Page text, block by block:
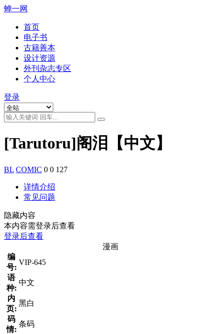
蝉一网
首页
电子书
古籍善本
设计资源
外刊杂志专区
个人中心
登录
[Tarutoru]阁泪【中文】
BL COMIC 0 0 127
详情介绍
常见问题
隐藏内容
本内容需登录后查看
登录后查看
漫画
编
号:
VIP-645
语
种:
中文
内
页:
黑白
码
情:
条码